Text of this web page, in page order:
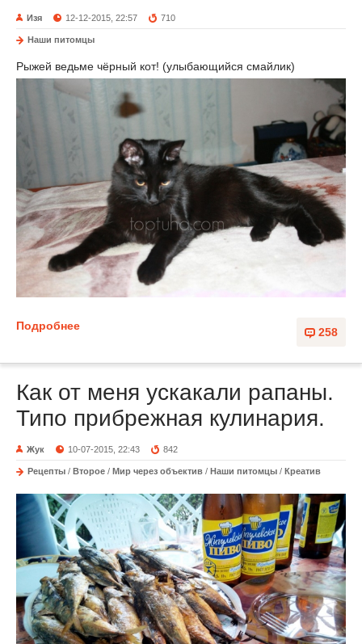
Изя 12-12-2015, 22:57 710
Наши питомцы
Рыжей ведьме чёрный кот! (улыбающийся смайлик)
258
Подробнее
Как от меня ускакали рапаны.
Типо прибрежная кулинария.
Жук 10-07-2015, 22:43 842
Рецепты / Второе / Мир через объектив / Наши питомцы / Креатив